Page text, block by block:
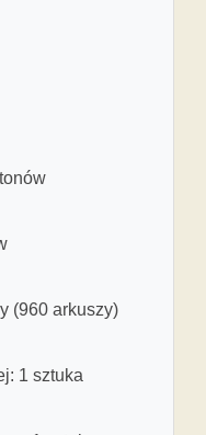
(960 arkuszy)
1 sztuka